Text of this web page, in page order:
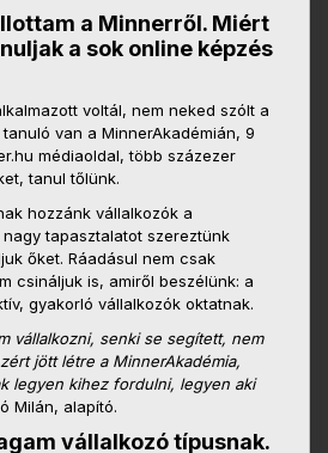
a Minnerről. Miért
a sok online képzés
voltál, nem neked szólt a
van a MinnerAkadémián, 9
médiaoldal, több százezer
tanul tőlünk.
hozzánk vállalkozók a
tapasztalatot szereztünk
őket. Ráadásul nem csak
csináljuk is, amiről beszélünk: a
gyakorló vállalkozók oktatnak.
vállalkozni, senki se segített, nem
jött létre a MinnerAkadémia,
legyen kihez fordulni, legyen aki
Milán, alapító.
vállalkozó típusnak.